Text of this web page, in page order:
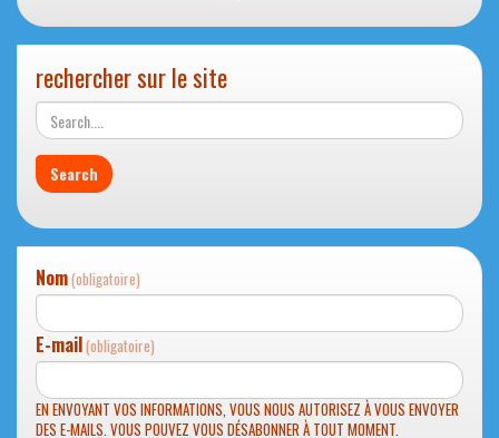
la
Guerre
mondiale
rechercher sur le site
Nom(obligatoire)
E-mail(obligatoire)
EN ENVOYANT VOS INFORMATIONS, VOUS NOUS AUTORISEZ À VOUS ENVOYER
DES E-MAILS. VOUS POUVEZ VOUS DÉSABONNER À TOUT MOMENT.